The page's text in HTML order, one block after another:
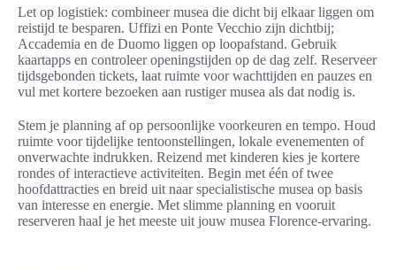
Let op logistiek: combineer musea die dicht bij elkaar liggen om
reistijd te besparen. Uffizi en Ponte Vecchio zijn dichtbij;
Accademia en de Duomo liggen op loopafstand. Gebruik
kaartapps en controleer openingstijden op de dag zelf. Reserveer
tijdsgebonden tickets, laat ruimte voor wachttijden en pauzes en
vul met kortere bezoeken aan rustiger musea als dat nodig is.
Stem je planning af op persoonlijke voorkeuren en tempo. Houd
ruimte voor tijdelijke tentoonstellingen, lokale evenementen of
onverwachte indrukken. Reizend met kinderen kies je kortere
rondes of interactieve activiteiten. Begin met één of twee
hoofdattracties en breid uit naar specialistische musea op basis
van interesse en energie. Met slimme planning en vooruit
reserveren haal je het meeste uit jouw musea Florence-ervaring.